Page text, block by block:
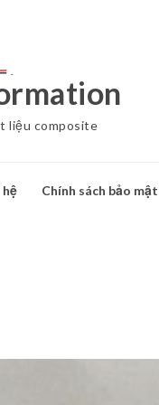
liệu composite
hệ Chính sách bảo mật